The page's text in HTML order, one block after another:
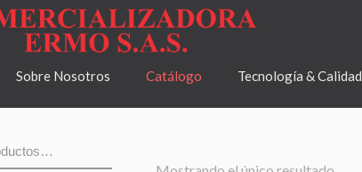
Sobre Nosotros Catálogo Tecnología & Calidad